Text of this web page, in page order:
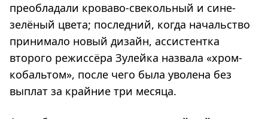
преобладали кроваво-свекольный и сине-
зелёный цвета; последний, когда начальство
принимало новый дизайн, ассистентка
второго режиссёра Зулейка назвала «хром-
кобальтом», после чего была уволена без
выплат за крайние три месяца.